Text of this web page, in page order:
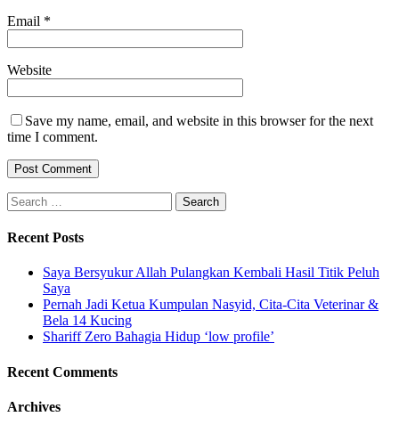
Email *
Website
Save my name, email, and website in this browser for the next
time I comment.
Search
for:
Recent Posts
Saya Bersyukur Allah Pulangkan Kembali Hasil Titik Peluh
Saya
Pernah Jadi Ketua Kumpulan Nasyid, Cita-Cita Veterinar &
Bela 14 Kucing
Shariff Zero Bahagia Hidup ‘low profile’
Recent Comments
Archives